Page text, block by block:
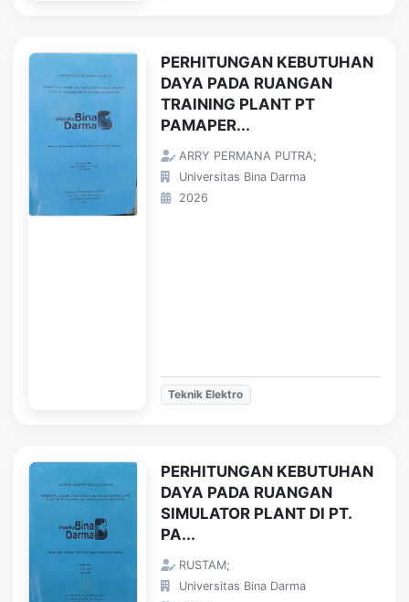
PERHITUNGAN KEBUTUHAN
DAYA PADA RUANGAN
TRAINING PLANT PT
PAMAPER...
ARRY PERMANA PUTRA;
Universitas Bina Darma
2026
Teknik Elektro
PERHITUNGAN KEBUTUHAN
DAYA PADA RUANGAN
SIMULATOR PLANT DI PT.
PA...
RUSTAM;
Universitas Bina Darma